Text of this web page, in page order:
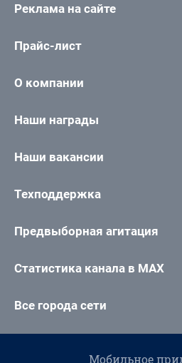
Реклама на сайте
Прайс-лист
О компании
Наши награды
Наши вакансии
Техподдержка
Предвыборная агитация
Статистика канала в MAX
Все города сети
Мобильное